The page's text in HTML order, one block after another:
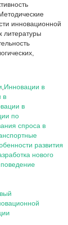
инновационной
литературы
Инновации в
в
в
по
спроса в
развития
нового